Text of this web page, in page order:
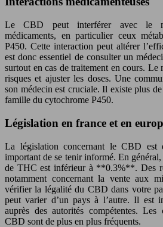
Le CBD peut interférer avec le
médicaments, en particulier ceux
P450. Cette interaction peut altérer
est donc essentiel de consulter un
surtout en cas de traitement en cours. Le
risques et ajuster les doses. Une
son médecin est cruciale. Il existe plus
famille du cytochrome P450.
Législation en france et en
La législation concernant le CBD
important de se tenir informé. En
de THC est inférieur à **0.3%**. Des
notamment concernant la vente aux
vérifier la légalité du CBD dans votre
peut varier d’un pays à l’autre. Il est
auprès des autorités compétentes.
CBD sont de plus en plus fréquents.